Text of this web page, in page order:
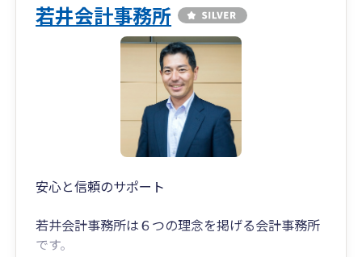
必要が出てくるところ、そのような必要もなく、
一面からだけではない、会社全体のことを考えた
ご提案が可能という強みがあります。
また、補助金･助成金等の公的支援にも力を入れ
ており、着手金なしの成功報酬後払い制で支援を
行っております。顧問契約がなくても単発業務と
してご支援可能です。
https://www.united-advisers.com/shiennavi/
若井会計事務所
安心と信頼のサポート
若井会計事務所は６つの理念を掲げる会計事務所
です。